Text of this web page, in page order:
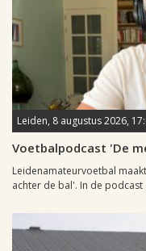
Leiden, 8 augustus 2026,
Voetbalpodcast 'De
Leidenamateurvoetbal
achter de bal'. In de podcast